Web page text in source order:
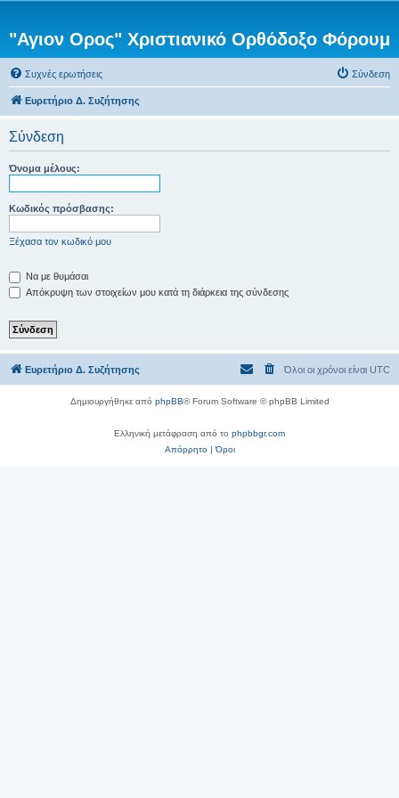
"Αγιον Ορος" Χριστιανικό Ορθόδοξο Φόρουμ
Συχνές ερωτήσεις Σύνδεση
Ευρετήριο Δ. Συζήτησης
Σύνδεση
Όνομα μέλους:
Κωδικός πρόσβασης:
Ξέχασα τον κωδικό μου
Να με θυμάσαι
Απόκρυψη των στοιχείων μου κατά τη διάρκεια της σύνδεσης
Ευρετήριο Δ. Συζήτησης Όλοι οι χρόνοι είναι UTC
Δημιουργήθηκε από phpBB® Forum Software © phpBB Limited
Ελληνική μετάφραση από το phpbbgr.com
Απόρρητο|Όροι